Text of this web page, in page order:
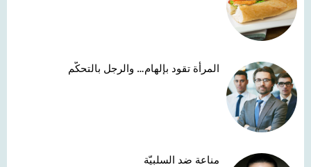
المرأة تقود بإلهام… والرجل بالتحكّم
مناعة ضد السلبيّة